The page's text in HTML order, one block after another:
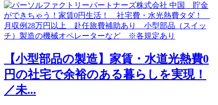
【小型部品の製造】家賃・水道光熱費0
円の社宅で余裕のある暮らしを実現！
／未...